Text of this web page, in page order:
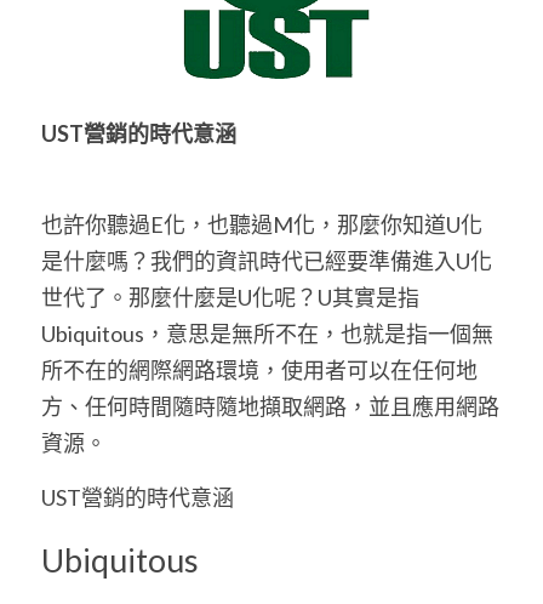
UST營銷的時代意涵
也許你聽過E化，也聽過M化，那麼你知道U化
是什麼嗎？我們的資訊時代已經要準備進入U化
世代了。那麼什麼是U化呢？U其實是指
Ubiquitous，意思是無所不在，也就是指一個無
所不在的網際網路環境，使用者可以在任何地
方、任何時間隨時隨地擷取網路，並且應用網路
資源。
UST營銷的時代意涵
Ubiquitous